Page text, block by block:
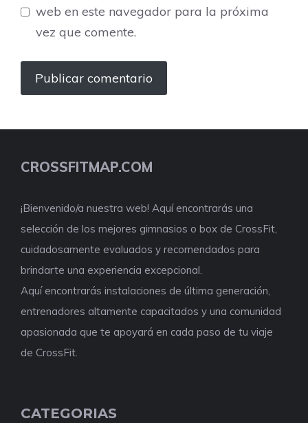
web en este navegador para la próxima
vez que comente.
CROSSFITMAP.COM
¡Bienvenido/a nuestra web! Aquí encontrarás una
selección de los mejores gimnasios o box de CrossFit,
cuidadosamente evaluados y recomendados para
brindarte una experiencia excepcional.
Aquí encontrarás instalaciones de última generación,
entrenadores altamente capacitados y una comunidad
apasionada que te apoyará en cada paso de tu viaje
de CrossFit.
CATEGORIAS